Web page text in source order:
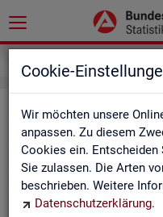
Cookie-
Wir möchten unsere
anpassen. Zu diesem
Cookies ein.
Sie zulassen. Die Arten
beschrieben. Weitere
Datenschutzerklärung.
Wei­te­re
Hier er­hal­ten Sie eine
de­rer